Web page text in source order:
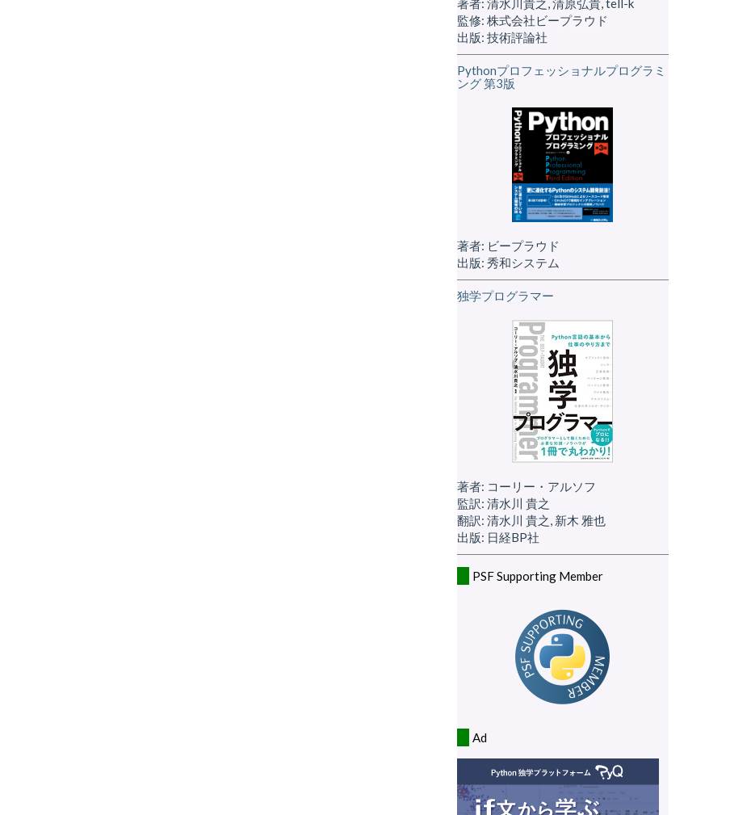
監修: 株式会社ビープラウド
出版: 技術評論社
Pythonプロフェッショナルプログラミ
ング 第3版
著者: ビープラウド
出版: 秀和システム
独学プログラマー
著者: コーリー・アルソフ
監訳: 清水川 貴之
翻訳: 清水川 貴之, 新木 雅也
出版: 日経BP社
PSF Supporting Member
Ad